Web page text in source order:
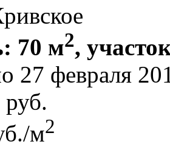
70 м2,
27 февраля
руб.
м2